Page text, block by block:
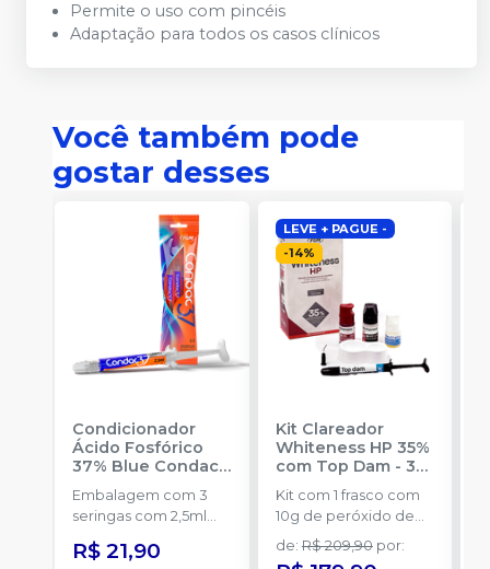
Permite o uso com pincéis
Adaptação para todos os casos clínicos
Você também pode
gostar desses
Condicionador
Ácido Fosfórico
37% Blue Condac-
FGM
Embalagem com 3
seringas com 2,5ml
cada uma e 3
ponteiras para
R$ 21,90
LEVE + PAGUE -
-14%
Kit Clareador
Whiteness HP 35%
com Top Dam - 3
Pacientes
Kit com 1 frasco com
10g de peróxido de
hidrogênio
concentrado + 1 frasco
de: R$ 209,90 por: